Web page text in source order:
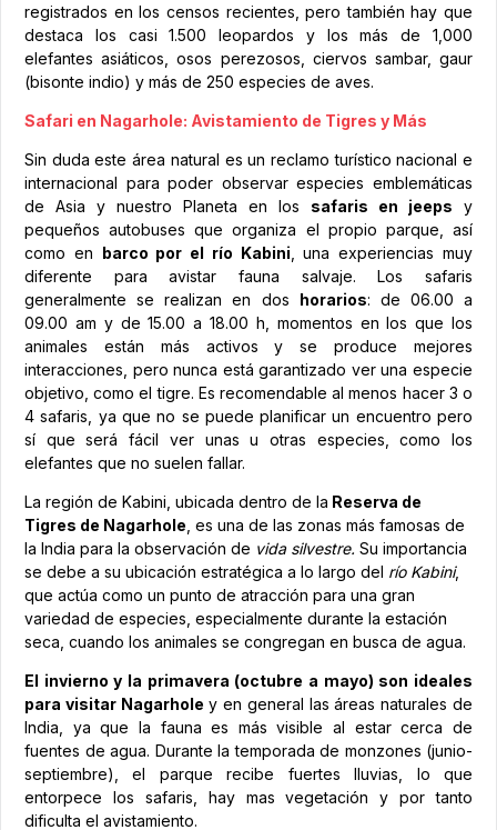
registrados en los censos recientes, pero también hay que
destaca los casi 1.500 leopardos y los más de 1,000
elefantes asiáticos, osos perezosos, ciervos sambar, gaur
(bisonte indio) y más de 250 especies de aves.
Safari en Nagarhole: Avistamiento de Tigres y Más
Sin duda este área natural es un reclamo turístico nacional e
internacional para poder observar especies emblemáticas
de Asia y nuestro Planeta en los safaris en jeeps y
pequeños autobuses que organiza el propio parque, así
como en barco por el río Kabini , una experiencias muy
diferente para avistar fauna salvaje. Los safaris
generalmente se realizan en dos horarios: de 06.00 a
09.00 am y de 15.00 a 18.00 h, momentos en los que los
animales están más activos y se produce mejores
interacciones, pero nunca está garantizado ver una especie
objetivo, como el tigre. Es recomendable al menos hacer 3 o
4 safaris, ya que no se puede planificar un encuentro pero
sí que será fácil ver unas u otras especies, como los
elefantes que no suelen fallar.
La región de Kabini, ubicada dentro de la Reserva de
Tigres de Nagarhole , es una de las zonas más famosas de
la India para la observación de vida silvestre. Su importancia
se debe a su ubicación estratégica a lo largo del río Kabini,
que actúa como un punto de atracción para una gran
variedad de especies, especialmente durante la estación
seca, cuando los animales se congregan en busca de agua.
El invierno y la primavera (octubre a mayo) son ideales
para visitar Nagarhole y en general las áreas naturales de
India, ya que la fauna es más visible al estar cerca de
fuentes de agua. Durante la temporada de monzones (junio-
septiembre), el parque recibe fuertes lluvias, lo que
entorpece los safaris, hay mas vegetación y por tanto
dificulta el avistamiento.